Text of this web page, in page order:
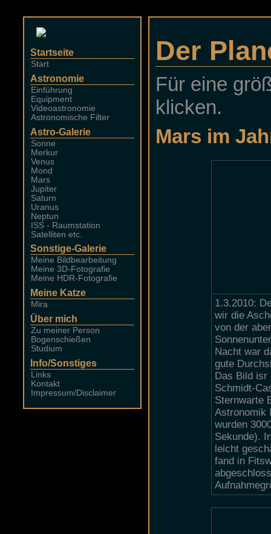
Der
Für eine
klicken.
Mars im
1.3.2010:
wir die
von der
Nacht war
gute
Das Bild isr
Schmidt-
Sternwarte
Astronomik
wurden
Sekunde).
leicht
fand in